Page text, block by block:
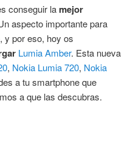
conseguir la mejor
aspecto importante para
y por eso, hoy os
Lumia Amber. Esta nueva
, Nokia Lumia 720, Nokia
a tu smartphone que
a que las descubras.